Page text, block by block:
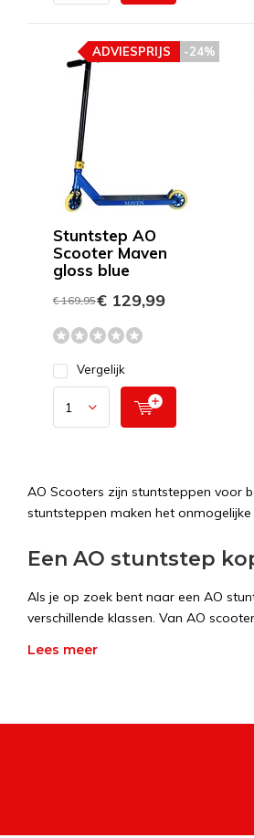
Stuntstep AO
Scooter Maven
gloss blue
-24%
ADVIESPRIJS
€ 169,95€ 129,99
Vergelijk
AO Scooters zijn stuntsteppen voor
stuntsteppen maken het
Een AO stuntstep
Als je op zoek bent naar een AO
verschillende klassen. Van AO
even op de AO Scooter gezet te
De Streetsurfshop biedt
wielen, type headset en natuurlijk
Lees meer